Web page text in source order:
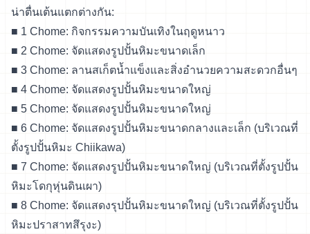
น่าตื่นเต้นแตกต่างกัน:
■ 1 Chome: กิจกรรมความบันเทิงในฤดูหนาว
■ 2 Chome: จัดแสดงรูปปั้นหิมะขนาดเล็ก
■ 3 Chome: ลานสเก็ตน้ำแข็งและสิ่งอำนวยความสะดวกอื่นๆ
■ 4 Chome: จัดแสดงรูปปั้นหิมะขนาดใหญ่
■ 5 Chome: จัดแสดงรูปปั้นหิมะขนาดใหญ่
■ 6 Chome: จัดแสดงรูปปั้นหิมะขนาดกลางและเล็ก (บริเวณที่
ตั้งรูปปั้นหิมะ Chiikawa)
■ 7 Chome: จัดแสดงรูปปั้นหิมะขนาดใหญ่ (บริเวณที่ตั้งรูปปั้น
หิมะโดกุหุ่นดินเผา)
■ 8 Chome: จัดแสดงรุปปั้นหิมะขนาดใหญ่ (บริเวณที่ตั้งรูปปั้น
หิมะปราสาทสึรุงะ)